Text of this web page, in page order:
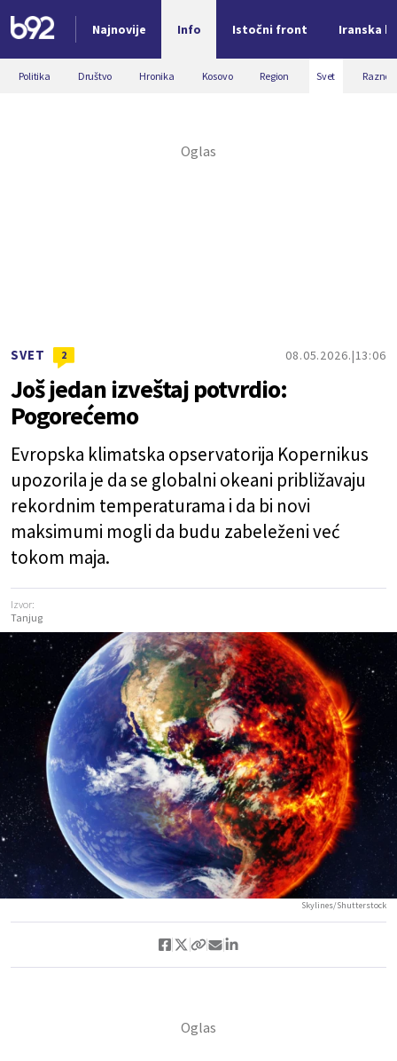
Najnovije Info Istočni front Iranska
Nova vest
Politika Društvo Hronika Kosovo Region Svet Razno
SVET 2 08.05.2026. 13:06
Još jedan izveštaj potvrdio:
Pogorećemo
Evropska klimatska opservatorija Kopernikus
upozorila je da se globalni okeani približavaju
rekordnim temperaturama i da bi novi
maksimumi mogli da budu zabeleženi već
tokom maja.
Izvor:
Tanjug
Skylines/Shutterstock